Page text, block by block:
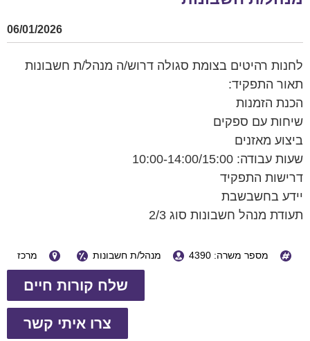
06/01/2026
לחנות רהיטים בצומת סגולה דרוש/ה מנהל/ת חשבונות
תאור התפקיד:
הכנת הזמנות
שיחות עם ספקים
ביצוע מאזנים
שעות עבודה: 10:00-14:00/15:00
דרישות התפקיד
יידע בחשבשבת
תעודת מנהל חשבונות סוג 2/3
מספר משרה: 4390 מנהל/ת חשבונות מרכז
שלח קורות חיים
צרו איתי קשר